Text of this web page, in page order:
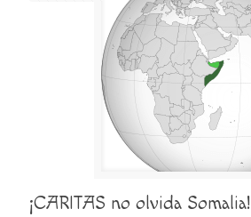
¡CARITAS no olvida Somalia!